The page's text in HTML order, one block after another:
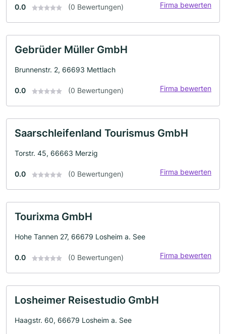
0.0 (0 Bewertungen) Firma bewerten
Gebrüder Müller GmbH
Brunnenstr. 2, 66693 Mettlach
0.0 (0 Bewertungen) Firma bewerten
Saarschleifenland Tourismus GmbH
Torstr. 45, 66663 Merzig
0.0 (0 Bewertungen) Firma bewerten
Tourixma GmbH
Hohe Tannen 27, 66679 Losheim a. See
0.0 (0 Bewertungen) Firma bewerten
Losheimer Reisestudio GmbH
Haagstr. 60, 66679 Losheim a. See